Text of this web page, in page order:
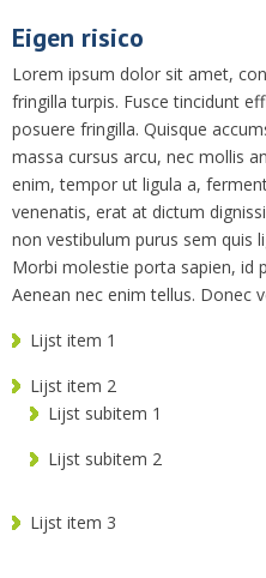
Eigen risico
Lorem ipsum dolor sit amet,
fringilla turpis. Fusce tincidunt
posuere fringilla. Quisque
massa cursus arcu, nec mollis
enim, tempor ut ligula a,
venenatis, erat at dictum
non vestibulum purus sem quis
Morbi molestie porta sapien, id
Aenean nec enim tellus. Donec
Lijst item 1
Lijst item 2
Lijst subitem 1
Lijst subitem 2
Lijst item 3